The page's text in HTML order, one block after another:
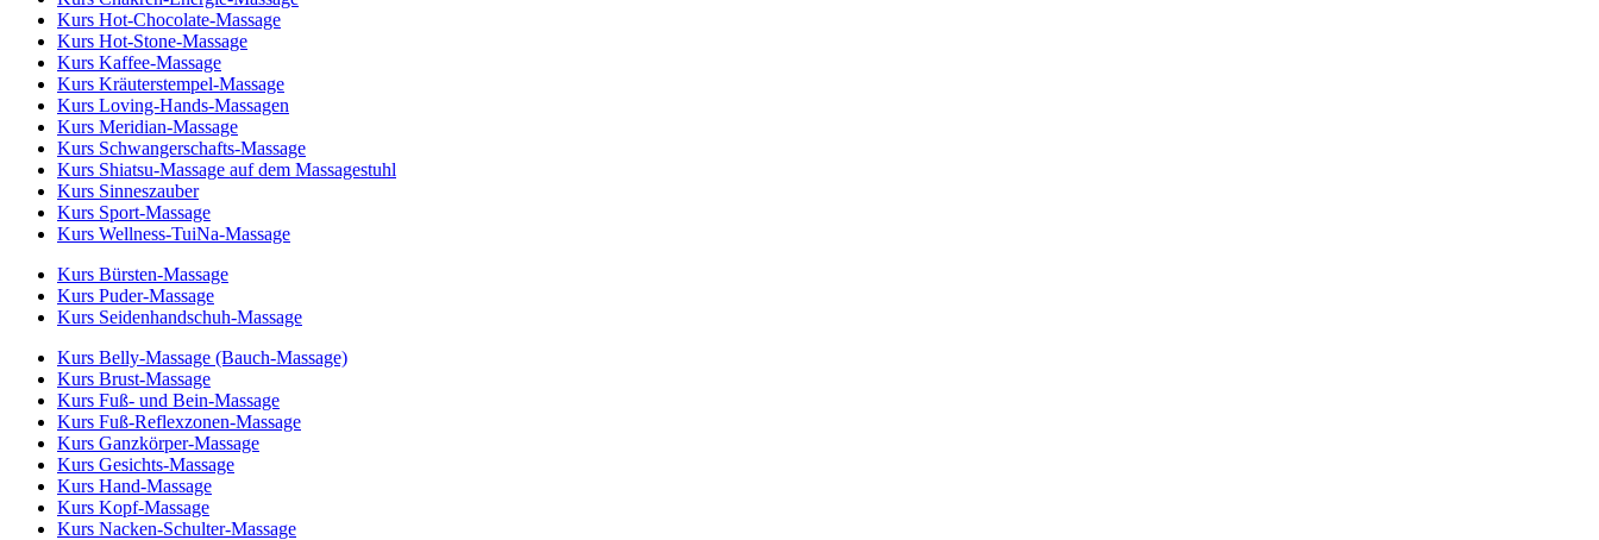
Kurs Hot-Chocolate-Massage
Kurs Hot-Stone-Massage
Kurs Kaffee-Massage
Kurs Kräuterstempel-Massage
Kurs Loving-Hands-Massagen
Kurs Meridian-Massage
Kurs Schwangerschafts-Massage
Kurs Shiatsu-Massage auf dem Massagestuhl
Kurs Sinneszauber
Kurs Sport-Massage
Kurs Wellness-TuiNa-Massage
Kurs Bürsten-Massage
Kurs Puder-Massage
Kurs Seidenhandschuh-Massage
Kurs Belly-Massage (Bauch-Massage)
Kurs Brust-Massage
Kurs Fuß- und Bein-Massage
Kurs Fuß-Reflexzonen-Massage
Kurs Ganzkörper-Massage
Kurs Gesichts-Massage
Kurs Hand-Massage
Kurs Kopf-Massage
Kurs Nacken-Schulter-Massage